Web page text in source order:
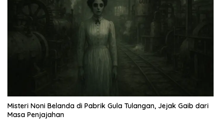
Misteri Noni Belanda di Pabrik Gula Tulangan, Jejak Gaib dari
Masa Penjajahan